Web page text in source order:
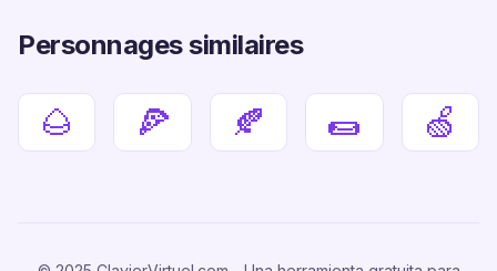
Personnages similaires
🌰 🍕 🍂 🌯 🍏